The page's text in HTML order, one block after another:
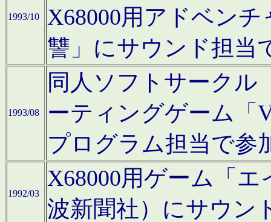
1993/10
X68000用アドベン
讐」にサウンド担当
1993/08
同人ソフトサークル
ーティングゲーム「
プログラム担当で参
1992/03
X68000用ゲーム「
波新聞社）にサウン